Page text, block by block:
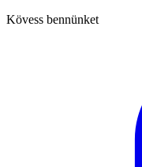
Kövess bennünket